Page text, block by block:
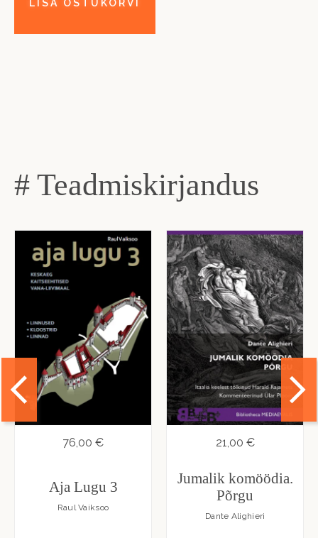
# Teadmiskirjandus
76,00 €
Aja Lugu 3
Raul Vaiksoo
21,00 €
Jumalik komöödia.
Põrgu
Dante Alighieri